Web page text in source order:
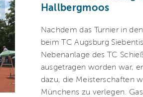
Hallbergmoos
Nachdem das Turnier in
beim TC Augsburg
Nebenanlage des TC
ausgetragen worden war,
dazu, die Meisterschaften
Münchens zu verlegen.